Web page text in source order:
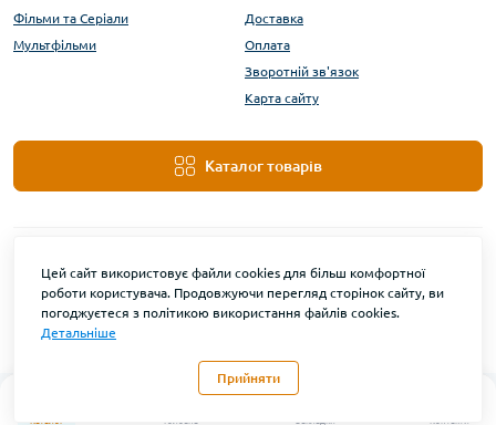
Каталог Головна Закладки Контакти
Фільми та Серіали
Мультфільми
Доставка
Оплата
Зворотній зв'язок
Карта сайту
Каталог товарів
Цей сайт використовує файли cookies для більш комфортної
роботи користувача. Продовжуючи перегляд сторінок сайту, ви
погоджуєтеся з політикою використання файлів cookies.
Детальніше
Прийняти